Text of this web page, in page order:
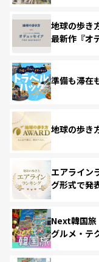
地球の歩き
最新作『オ
準備も滞在
地球の歩き
エアライン
グ形式で発
Next韓国旅
グルメ・テ